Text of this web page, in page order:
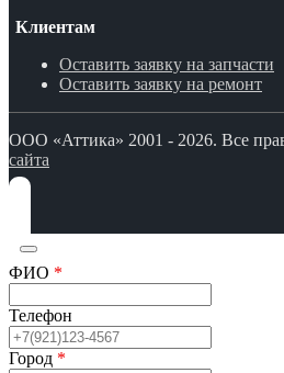
Клиентам
Оставить заявку на запчасти
Оставить заявку на ремонт
ООО «Аттика» 2001 - 2026. Все
сайта
ФИО *
Телефон
Город *